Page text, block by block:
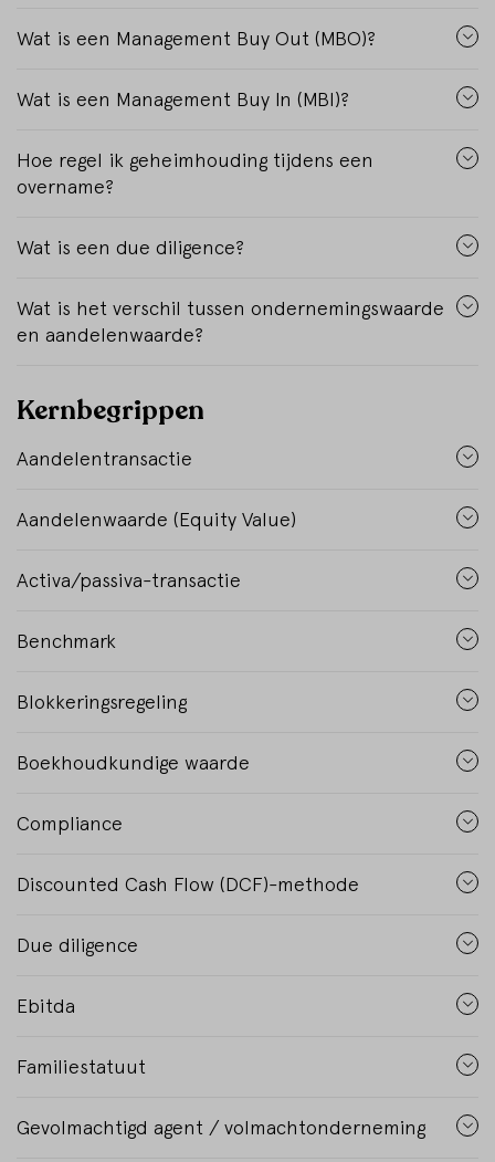
Wat is een Management Buy Out (MBO)?
Wat is een Management Buy In (MBI)?
Hoe regel ik geheimhouding tijdens een
overname?
Wat is een due diligence?
Wat is het verschil tussen ondernemingswaarde
en aandelenwaarde?
Kernbegrippen
Aandelentransactie
Aandelenwaarde (Equity Value)
Activa/passiva-transactie
Benchmark
Blokkeringsregeling
Boekhoudkundige waarde
Compliance
Discounted Cash Flow (DCF)-methode
Due diligence
Ebitda
Familiestatuut
Gevolmachtigd agent / volmachtonderneming